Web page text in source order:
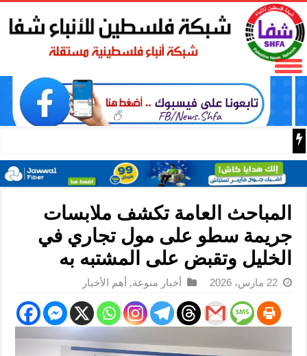
المكتب الحركي للعمال إقليم غرب غزة يختتم الدورة
المباحث العامة تكشف ملابسات
جريمة سطو على مول تجاري في
الخليل وتقبض على المشتبه به
22 مارس، 2026 أخبار منوعة, أهم الأخبار